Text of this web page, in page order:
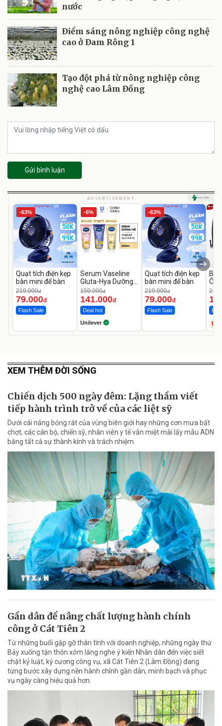
nước
Điểm sáng nông nghiệp công nghệ
cao ở Đam Rông 1
Tạo đột phá từ nông nghiệp công
nghệ cao Lâm Đồng
Gửi bình luận
ADVERTISEMENT
-63%
Quạt tích điện kẹp
bàn mini để bàn
219.000đ
79.000đ
Flash Sale
-6%
Serum Vaseline
Gluta-Hya Dưỡng
Da Sáng Mịn Sau 7
Ngày
150.000đ
141.000đ
Deal hot
Unilever
-63%
Quạt tích điện kẹp
bàn mini để bàn
219.000đ
79.000đ
Flash Sale
Ô
Hot
XEM THÊM ĐỜI SỐNG
Chiến dịch 500 ngày đêm: Lặng thầm viết
tiếp hành trình trở về của các liệt sỹ
Dưới cái nắng bỏng rát của vùng biên giới hay những cơn mưa bất
chợt, các cán bộ, chiến sỹ, nhân viên y tế vẫn miệt mài lấy mẫu ADN
bằng tất cả sự thành kính và trách nhiệm.
Gần dân để nâng chất lượng hành chính
công ở Cát Tiên 2
Từ những buổi gặp gỡ thân tình với doanh nghiệp, những ngày thứ
Bảy xuống tận thôn xóm lắng nghe ý kiến Nhân dân đến việc siết
chặt kỷ luật, kỷ cương công vụ, xã Cát Tiên 2 (Lâm Đồng) đang
từng bước xây dựng nền hành chính gần dân, minh bạch và phục
vụ ngày càng hiệu quả hơn.